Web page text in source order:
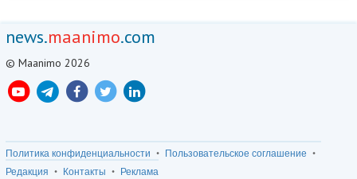
news.maanimo.com
© Maanimo 2026
Политика конфиденциальности
Пользовательское соглашение
Редакция
Контакты Реклама